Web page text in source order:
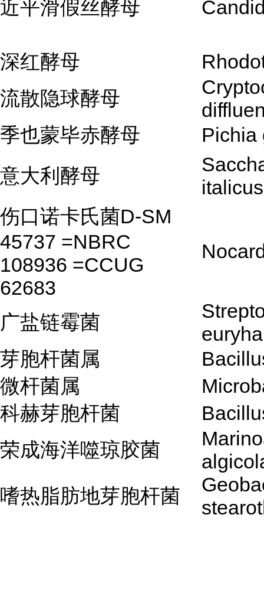
近平滑假丝酵母
深红酵母
流散隐球酵母
季也蒙毕赤酵母
Pichia
意大利酵母
italicus
伤口诺卡氏菌D-SM
45737 =NBRC
108936 =CCUG
62683
广盐链霉菌
芽胞杆菌属
微杆菌属
科赫芽胞杆菌
荣成海洋噬琼胶菌
嗜热脂肪地芽胞杆菌